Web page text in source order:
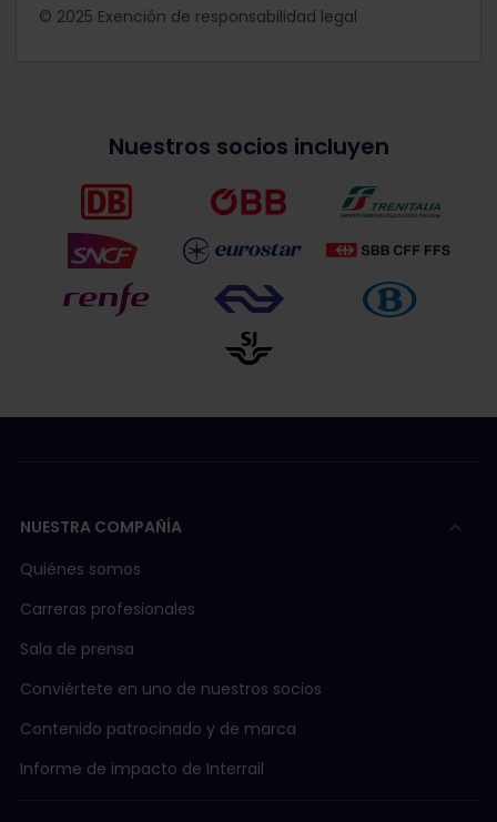
© 2025 Exención de responsabilidad legal
Nuestros socios incluyen
NUESTRA COMPAÑÍA
Quiénes somos
Carreras profesionales
Sala de prensa
Conviértete en uno de nuestros socios
Contenido patrocinado y de marca
Informe de impacto de Interrail